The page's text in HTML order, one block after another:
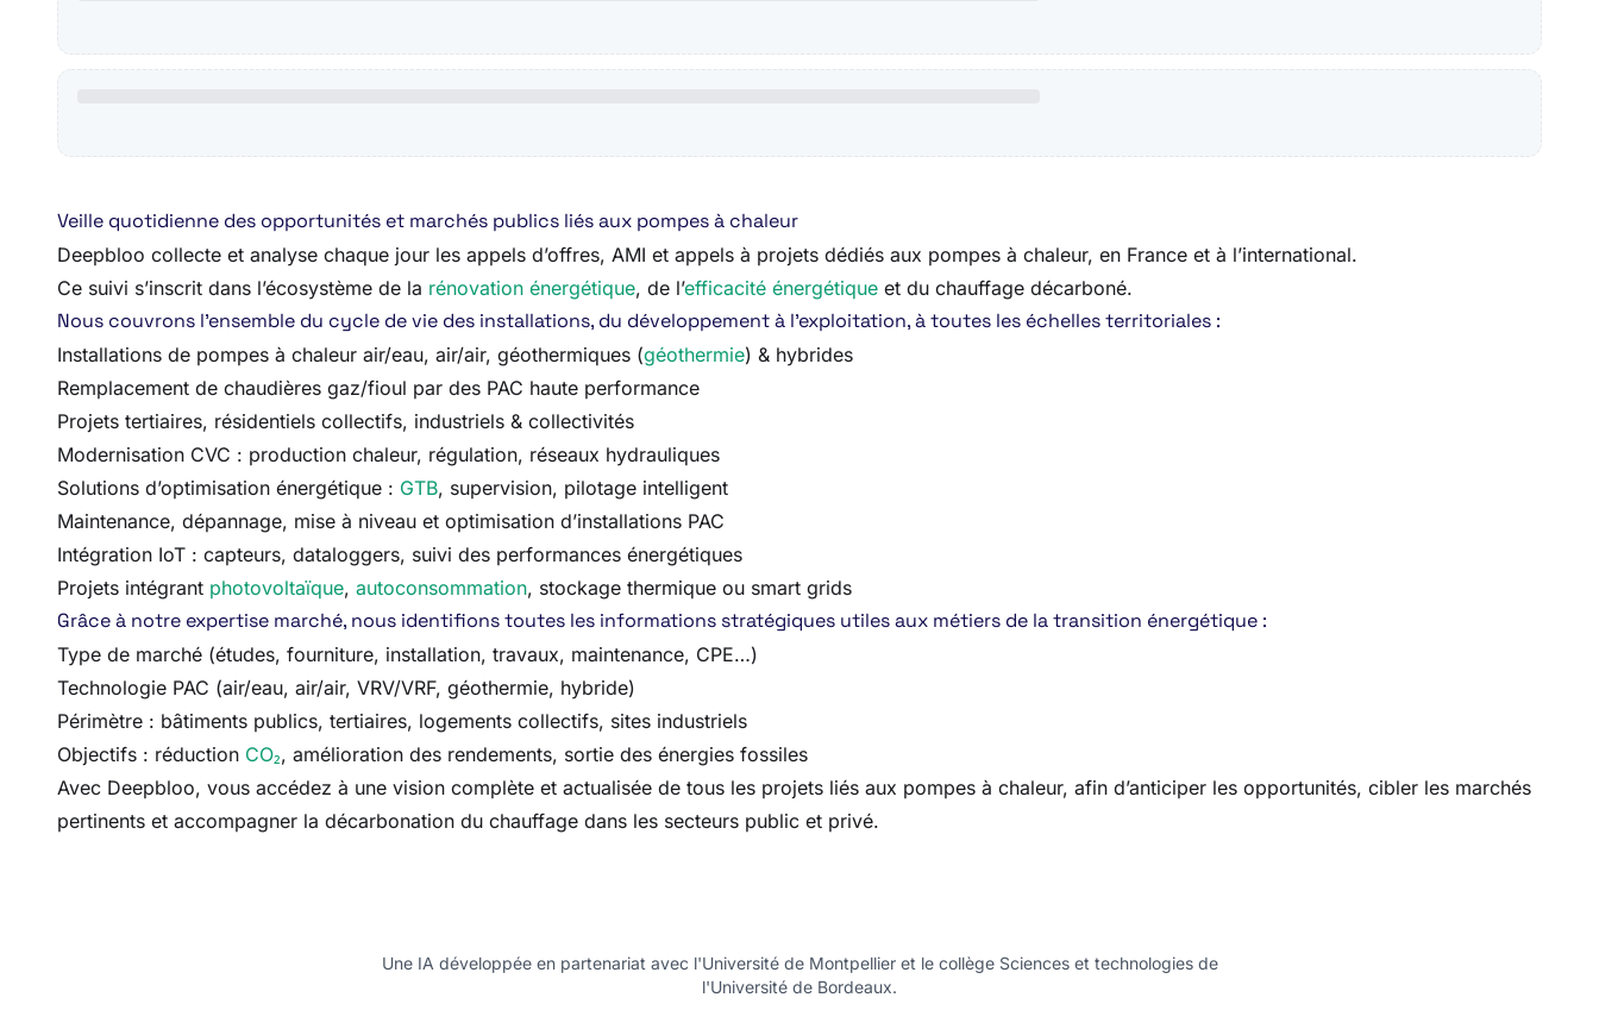
Veille quotidienne des opportunités et marchés publics liés aux pompes à chaleur
Deepbloo collecte et analyse chaque jour les appels d’offres, AMI et appels à projets dédiés aux pompes à chaleur, en France et à l’international.
Ce suivi s’inscrit dans l’écosystème de la rénovation énergétique, de l’efficacité énergétique et du chauffage décarboné.
Nous couvrons l’ensemble du cycle de vie des installations, du développement à l’exploitation, à toutes les échelles territoriales :
Installations de pompes à chaleur air/eau, air/air, géothermiques (géothermie) & hybrides
Remplacement de chaudières gaz/fioul par des PAC haute performance
Projets tertiaires, résidentiels collectifs, industriels & collectivités
Modernisation CVC : production chaleur, régulation, réseaux hydrauliques
Solutions d’optimisation énergétique : GTB, supervision, pilotage intelligent
Maintenance, dépannage, mise à niveau et optimisation d’installations PAC
Intégration IoT : capteurs, dataloggers, suivi des performances énergétiques
Projets intégrant photovoltaïque, autoconsommation, stockage thermique ou smart grids
Grâce à notre expertise marché, nous identifions toutes les informations stratégiques utiles aux métiers de la transition énergétique :
Type de marché (études, fourniture, installation, travaux, maintenance, CPE…)
Technologie PAC (air/eau, air/air, VRV/VRF, géothermie, hybride)
Périmètre : bâtiments publics, tertiaires, logements collectifs, sites industriels
Objectifs : réduction CO₂, amélioration des rendements, sortie des énergies fossiles
Avec Deepbloo, vous accédez à une vision complète et actualisée de tous les projets liés aux pompes à chaleur, afin d’anticiper les opportunités, cibler les marchés
pertinents et accompagner la décarbonation du chauffage dans les secteurs public et privé.
Une IA développée en partenariat avec l'Université de Montpellier et le collège Sciences et technologies de
l'Université de Bordeaux.